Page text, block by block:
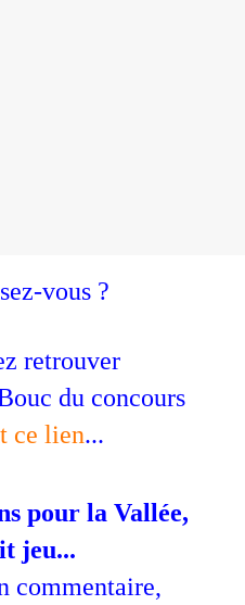
vous ?
retrouver
du concours
ce lien...
pour la Vallée,
jeu...
commentaire,